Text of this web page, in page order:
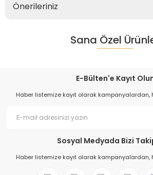
Önerileriniz
Sana Özel
E-Bülten'e Kayıt
Haber listemize kayıt olarak
Sosyal Medyada Bizi
Haber listemize kayıt olarak